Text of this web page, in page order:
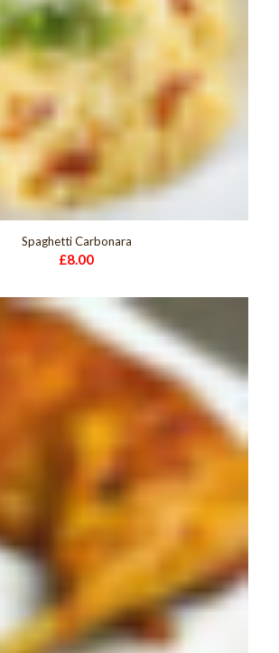
Spaghetti Carbonara
£8.00